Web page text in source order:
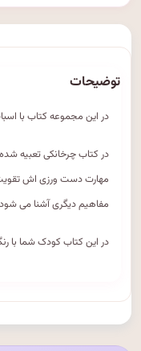
توضیحات
در این مجموعه کتاب با
در کتاب چرخانکی تعبیه
مهارت دست ورزی اش
مفاهیم دیگری آشنا می شود
در این کتاب کودک شما با